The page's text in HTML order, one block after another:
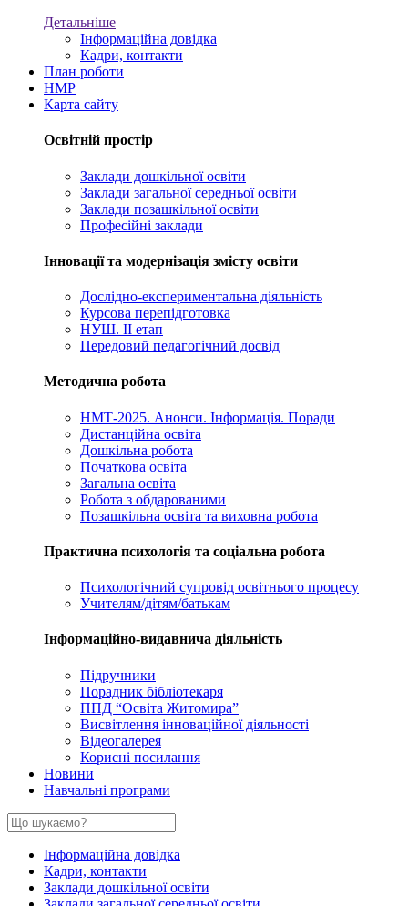
Детальніше
Інформаційна довідка
Кадри, контакти
План роботи
НМР
Карта сайту
Освітній простір
Заклади дошкільної освіти
Заклади загальної середньої освіти
Заклади позашкільної освіти
Професійні заклади
Інновації та модернізація змісту освіти
Дослідно-експериментальна діяльність
Курсова перепідготовка
НУШ. ІІ етап
Передовий педагогічний досвід
Методична робота
НМТ-2025. Анонси. Інформація. Поради
Дистанційна освіта
Дошкільна робота
Початкова освіта
Загальна освіта
Робота з обдарованими
Позашкільна освіта та виховна робота
Практична психологія та соціальна робота
Психологічний супровід освітнього процесу
Учителям/дітям/батькам
Інформаційно-видавнича діяльність
Підручники
Порадник бібліотекаря
ППД “Освіта Житомира”
Висвітлення інноваційної діяльності
Відеогалерея
Корисні посилання
Новини
Навчальні програми
Інформаційна довідка
Кадри, контакти
Заклади дошкільної освіти